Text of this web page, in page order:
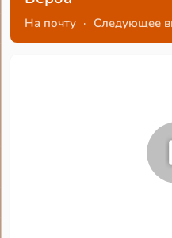
На почту · Следующее